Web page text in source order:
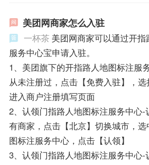
美团网商家怎么入驻
一杯茶 美团网商家可以通过开指
服务中心宝申请入驻。
1、美团旗下的开指路人地图标注服
从未注册过，点击【免费入驻】，选
进入商户注册填写页面
2、认领门指路人地图标注服务中心-
有商家，点击【北京】切换城市，
图标注服务中心，点击【认领】
3、认领门指路人地图标注服务中心-